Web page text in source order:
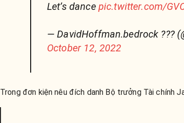
Let’s dance pic.twitter.com/
— DavidHoffman.bedrock ???
October 12, 2022
Trong đơn kiện nêu đích danh Bộ trưởng Tài chính